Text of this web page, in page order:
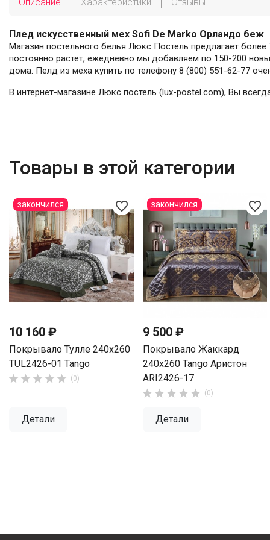
Описание Характеристики Отзывы
Плед искусственный мех Sofi De Marko Орландо беж
Магазин постельного белья Люкс Постель предлагает
постоянно растет, ежедневно мы добавляем по 150-200
дома. Пелд из меха купить по телефону 8 (800) 551-62-77
В интернет-магазине Люкс постель (lux-postel.com), Вы
Товары в этой категории
favorite_border
10 160 ₽
Покрывало Тулле 240х260
TUL2426-01 Tango
     (0)
Детали
закончился favorite_border
9 500 ₽
Покрывало Жаккард
240х260 Tango Аристон
ARI2426-17
     (0)
Детали
закончился